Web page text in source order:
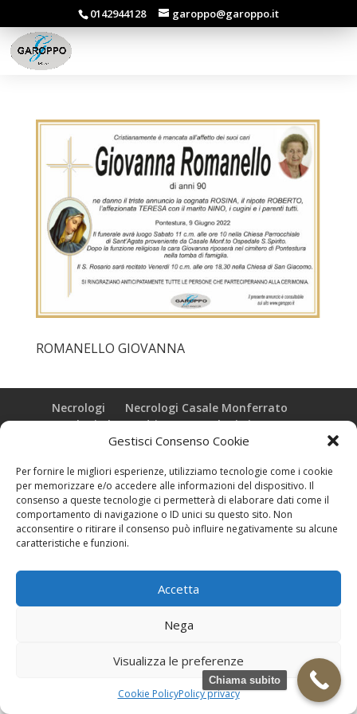
Gestisci Consenso Cookie
Per fornire le migliori esperienze, utilizziamo tecnologie come i cookie
per memorizzare e/o accedere alle informazioni del dispositivo. Il
consenso a queste tecnologie ci permetterà di elaborare dati come il
comportamento di navigazione o ID unici su questo sito. Non
acconsentire o ritirare il consenso può influire negativamente su alcune
caratteristiche e funzioni.
Accetta
Nega
Visualizza le preferenze
Cookie PolicyPolicy privacy
0142944128 garoppo@garoppo.it
ROMANELLO GIOVANNA
Necrologi
Necrologi Casale Monferrato
Necrologi Alessandria
Necrologi Piemonte
Realizzazione grafica e Copyright © zeropensieri local web -
Casale Monferrato info@zeropensieri-cloud
Chiama subito